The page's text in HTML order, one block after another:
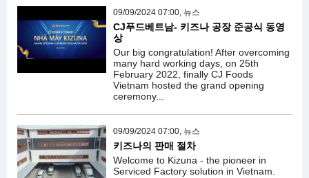
09/09/2024 07:00, 뉴스
CJ푸드베트남- 키즈나 공장 준공식 동영
상
Our big congratulation! After overcoming
many hard working days, on 25th
February 2022, finally CJ Foods
Vietnam hosted the grand opening
ceremony...
09/09/2024 07:00, 뉴스
키즈나의 판매 절차
Welcome to Kizuna - the pioneer in
Serviced Factory solution in Vietnam.